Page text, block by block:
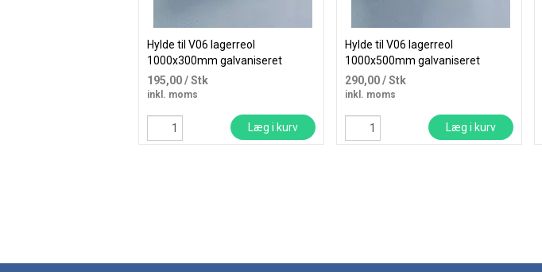
Hylde til V06 lagerreol
1000x300mm galvaniseret
195,00/ Stk
inkl. moms
Læg i kurv
Hylde til V06 lagerreol
1000x500mm galvaniseret
290,00/ Stk
inkl. moms
Læg i kurv